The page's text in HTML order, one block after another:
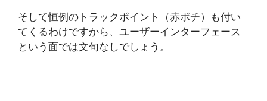
そして恒例のトラックポイント（赤ポチ）も付い
てくるわけですから、ユーザーインターフェース
という面では文句なしでしょう。